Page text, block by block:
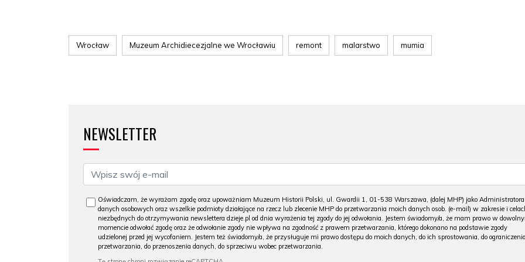
Wrocław Muzeum Archidiecezjalne we Wrocławiu remont malarstwo mumia
NEWSLETTER
Oświadczam, że wyrażam zgodę oraz upoważniam Muzeum Historii Polski, ul. Gwardii 1, 01-538 Warszawa, (dalej MHP) jako Administratora
danych osobowych oraz wszelkie podmioty działające na rzecz lub zlecenie MHP do przetwarzania moich danych osob. (e-mail) w zakresie i
niezbędnych do otrzymywania newslettera dzieje.pl od dnia wyrażenia tej zgody do jej odwołania. Jestem świadomy/a, że mam prawo w
momencie odwołać zgodę oraz że odwołanie zgody nie wpływa na zgodność z prawem przetwarzania, którego dokonano na podstawie zgody
udzielonej przed jej wycofaniem. Jestem też świadomy/a, że przysługuje mi prawo dostępu do moich danych, do ich sprostowania, do ograniczenia
przetwarzania, do przenoszenia danych, do sprzeciwu wobec przetwarzania.